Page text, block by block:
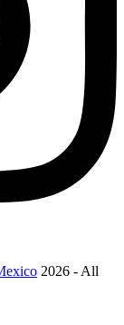
2026 - All